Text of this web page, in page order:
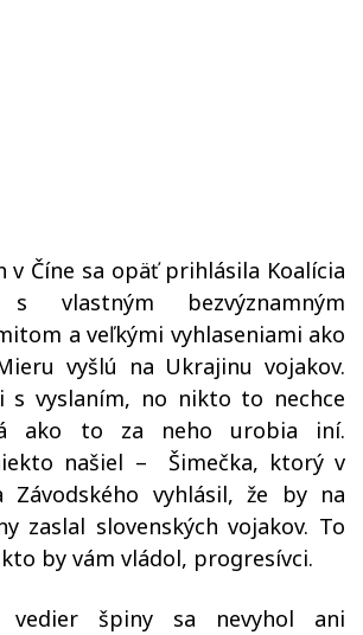
v Číne sa opäť prihlásila Koalícia
s vlastným bezvýznamným
a veľkými vyhlaseniami ako
vyšlú na Ukrajinu vojakov.
s vyslaním, no nikto to nechce
ako to za neho urobia iní.
našiel – Šimečka, ktorý v
Závodského vyhlásil, že by na
zaslal slovenských vojakov. To
by vám vládol, progresívci.
vedier špiny sa nevyhol ani